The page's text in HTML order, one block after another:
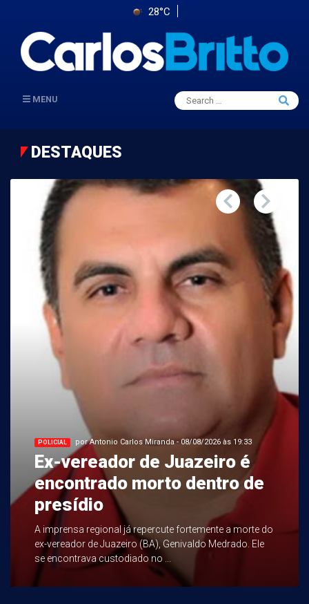
28°C
MENU
Search
for:
Search
DESTAQUES
POLICIAL por Antonio Carlos Miranda - 08/08/2026 às 19:33
Ex-vereador de Juazeiro é
encontrado morto dentro de
presídio
A imprensa regional já repercute fortemente a morte do
ex-vereador de Juazeiro (BA), Genivaldo Medrado. Ele
se encontrava custodiado no ...